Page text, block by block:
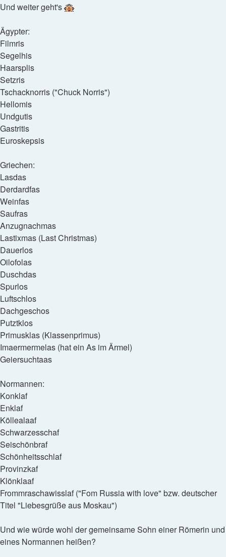
Und weiter geht's
Ägypter:
Filmris
Segelhis
Haarsplis
Setzris
Tschacknorris ("Chuck Norris")
Hellomis
Undgutis
Gastritis
Euroskepsis
Griechen:
Lasdas
Derdardfas
Weinfas
Saufras
Anzugnachmas
Lastixmas (Last Christmas)
Dauerlos
Oilofolas
Duschdas
Spurlos
Luftschlos
Dachgeschos
Putztklos
Primusklas (Klassenprimus)
Imaermermelas (hat ein As im Ärmel)
Geiersuchtaas
Normannen:
Konklaf
Enklaf
Köllealaaf
Schwarzesschaf
Seischönbraf
Schönheitsschlaf
Provinzkaf
Klönklaaf
Frommraschawisslaf ("Fom Russia with love" bzw. deutscher
Titel "Liebesgrüße aus Moskau")
Und wie würde wohl der gemeinsame Sohn einer Römerin und
eines Normannen heißen?